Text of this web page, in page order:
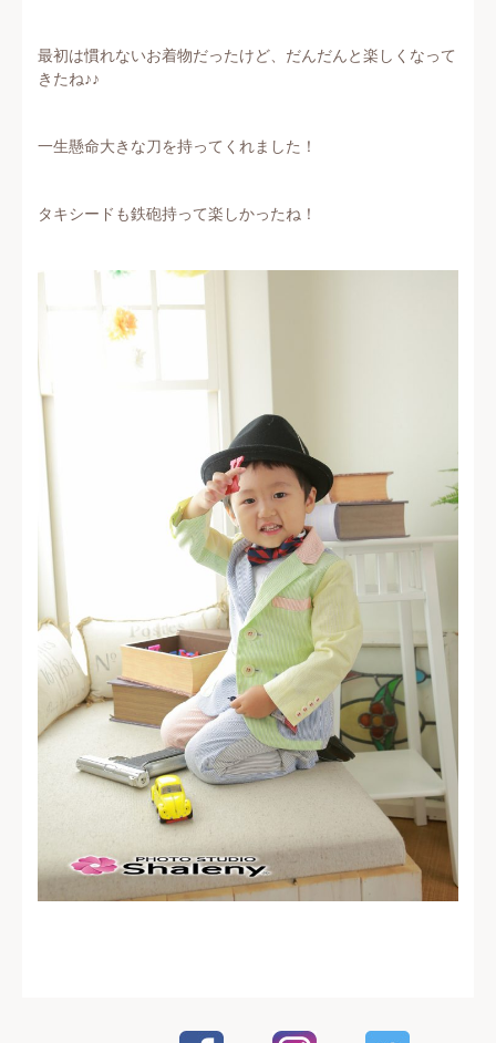
最初は慣れないお着物だったけど、だんだんと楽しくなって
きたね♪♪
一生懸命大きな刀を持ってくれました！
タキシードも鉄砲持って楽しかったね！